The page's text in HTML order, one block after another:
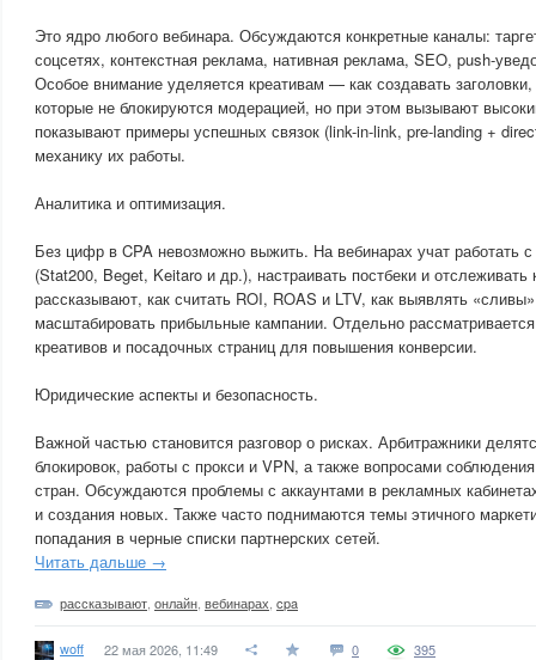
Это ядро любого вебинара. Обсуждаются конкретные каналы:
соцсетях, контекстная реклама, нативная реклама, SEO, push-
Особое внимание уделяется креативам — как создавать
которые не блокируются модерацией, но при этом вызывают
показывают примеры успешных связок (link-in-link, pre-landing +
механику их работы.
Аналитика и оптимизация.
Без цифр в CPA невозможно выжить. На вебинарах учат работать
(Stat200, Beget, Keitaro и др.), настраивать постбеки и отслеживать
рассказывают, как считать ROI, ROAS и LTV, как выявлять
масштабировать прибыльные кампании. Отдельно
креативов и посадочных страниц для повышения конверсии.
Юридические аспекты и безопасность.
Важной частью становится разговор о рисках. Арбитражники
блокировок, работы с прокси и VPN, а также вопросами
стран. Обсуждаются проблемы с аккаунтами в рекламных
и создания новых. Также часто поднимаются темы этичного
попадания в черные списки партнерских сетей.
Читать дальше →
рассказывают онлайн вебинарах cpa
woff 22 мая 2026, 11:49 0 395